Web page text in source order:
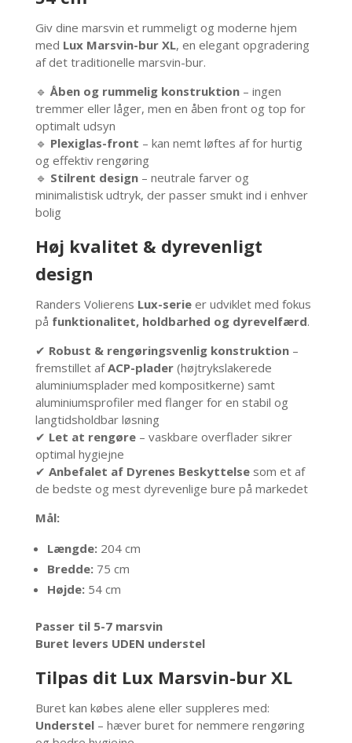
Giv dine marsvin et rummeligt og moderne hjem
med Lux Marsvin-bur XL, en elegant opgradering
af det traditionelle marsvin-bur.
🔹Åben og rummelig konstruktion– ingen
tremmer eller låger, men en åben front og top for
optimalt udsyn
🔹 Plexiglas-front – kan nemt løftes af for hurtig
og effektiv rengøring
🔹 Stilrent design– neutrale farver og
minimalistisk udtryk, der passer smukt ind i enhver
bolig
Høj kvalitet & dyrevenligt
design
Randers Volierens Lux-serieer udviklet med fokus
på funktionalitet, holdbarhed og dyrevelfærd.
✔ Robust & rengøringsvenlig konstruktion–
fremstillet afACP-plader(højtrykslakerede
aluminiumsplader med kompositkerne) samt
aluminiumsprofiler med flanger for en stabil og
langtidsholdbar løsning
✔ Let at rengøre– vaskbare overflader sikrer
optimal hygiejne
✔ Anbefalet af Dyrenes Beskyttelsesom et af
de bedste og mest dyrevenlige bure på markedet
Mål:
Længde:204 cm
Bredde:75 cm
Højde:54 cm
Passer til 5-7 marsvin
Buret levers UDEN understel
Tilpas dit Lux Marsvin-bur XL
Buret kan købes alene eller suppleres med:
Understel– hæver buret for nemmere rengøring